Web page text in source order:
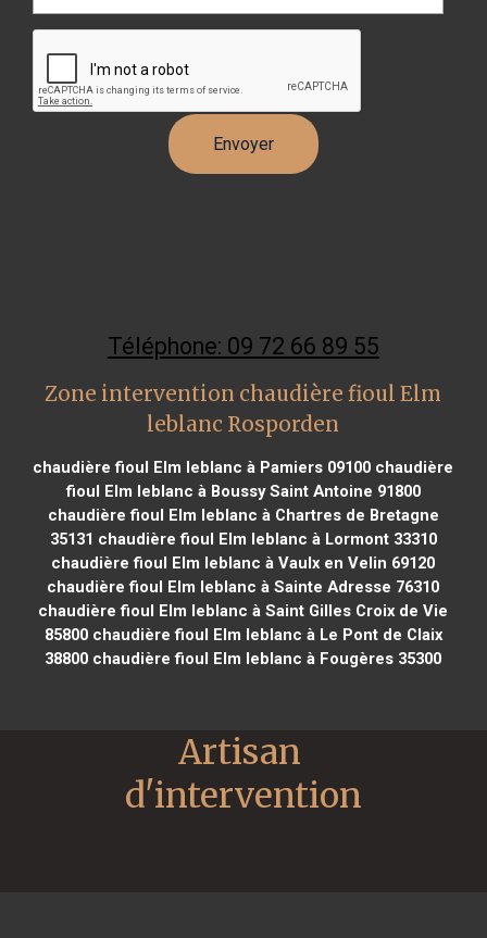
Téléphone: 09 72 66 89 55
Zone intervention chaudière fioul Elm
leblanc Rosporden
chaudière fioul Elm leblanc à Pamiers 09100 chaudière
fioul Elm leblanc à Boussy Saint Antoine 91800
chaudière fioul Elm leblanc à Chartres de Bretagne
35131 chaudière fioul Elm leblanc à Lormont 33310
chaudière fioul Elm leblanc à Vaulx en Velin 69120
chaudière fioul Elm leblanc à Sainte Adresse 76310
chaudière fioul Elm leblanc à Saint Gilles Croix de Vie
85800chaudière fioul Elm leblanc à Le Pont de Claix
38800 chaudière fioul Elm leblanc à Fougères 35300
Artisan
d'intervention